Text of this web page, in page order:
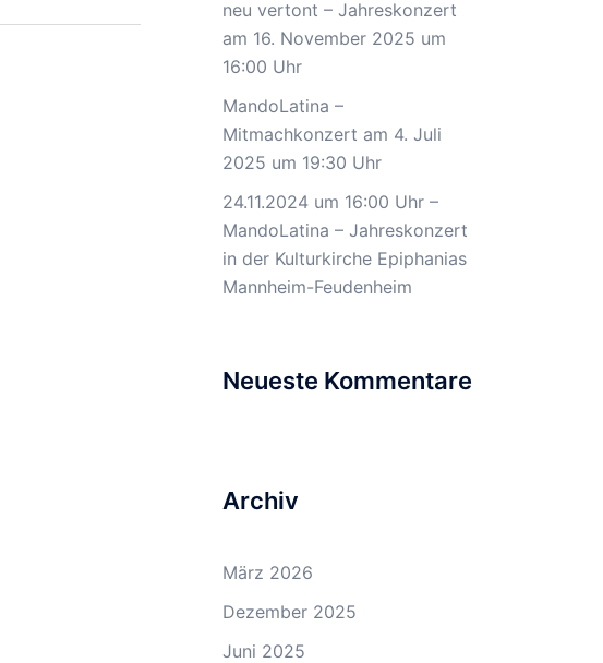
neu vertont – Jahreskonzert
am 16. November 2025 um
16:00 Uhr
MandoLatina –
Mitmachkonzert am 4. Juli
2025 um 19:30 Uhr
24.11.2024 um 16:00 Uhr –
MandoLatina – Jahreskonzert
in der Kulturkirche Epiphanias
Mannheim-Feudenheim
Neueste Kommentare
Archiv
März 2026
Dezember 2025
Juni 2025